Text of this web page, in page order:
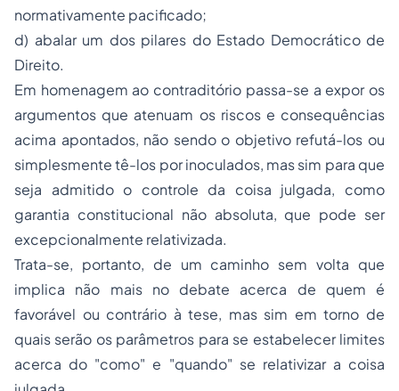
normativamente pacificado;
d) abalar um dos pilares do Estado Democrático de
Direito.
Em homenagem ao contraditório passa-se a expor os
argumentos que atenuam os riscos e consequências
acima apontados, não sendo o objetivo refutá-los ou
simplesmente tê-los por inoculados, mas sim para que
seja admitido o controle da coisa julgada, como
garantia constitucional não absoluta, que pode ser
excepcionalmente relativizada.
Trata-se, portanto, de um caminho sem volta que
implica não mais no debate acerca de quem é
favorável ou contrário à tese, mas sim em torno de
quais serão os parâmetros para se estabelecer limites
acerca do "como" e "quando" se relativizar a coisa